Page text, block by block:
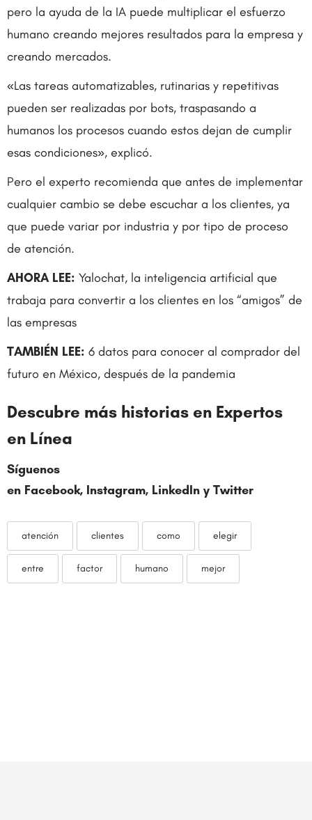
pero la ayuda de la IA puede multiplicar el esfuerzo
humano creando mejores resultados para la empresa y
creando mercados.
«Las tareas automatizables, rutinarias y repetitivas
pueden ser realizadas por bots, traspasando a
humanos los procesos cuando estos dejan de cumplir
esas condiciones», explicó.
Pero el experto recomienda que antes de implementar
cualquier cambio se debe escuchar a los clientes, ya
que puede variar por industria y por tipo de proceso
de atención.
AHORA LEE: Yalochat, la inteligencia artificial que
trabaja para convertir a los clientes en los “amigos” de
las empresas
TAMBIÉN LEE: 6 datos para conocer al comprador del
futuro en México, después de la pandemia
Descubre más historias en Expertos
en Línea
Síguenos
en Facebook, Instagram, LinkedIn y Twitter
atención clientes como elegir
entre factor humano mejor